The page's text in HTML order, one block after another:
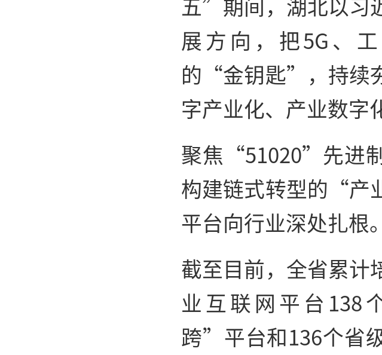
展方向，把5G、
的“金钥匙”，持续
字产业化、产业数字
聚焦“51020”先进
构建链式转型的“产
平台向行业深处扎根。
截至目前，全省累计
业互联网平台138
跨”平台和136个省